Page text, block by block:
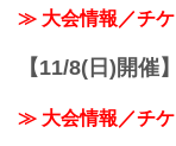
≫ 大会情報／チケ
【11/8(日)開
≫ 大会情報／チケ